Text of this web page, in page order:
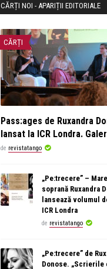
CĂRȚI NOI - APARIȚII EDITORIALE
CĂRȚI
Pass:ages de Ruxandra
lansat la ICR Londra.
de revistatango
„Pe:trecere” –
soprană Ruxandra
lansează volumul
ICR Londra
de revistatango
„Pe:trecere” de
Donose. „Scrierile